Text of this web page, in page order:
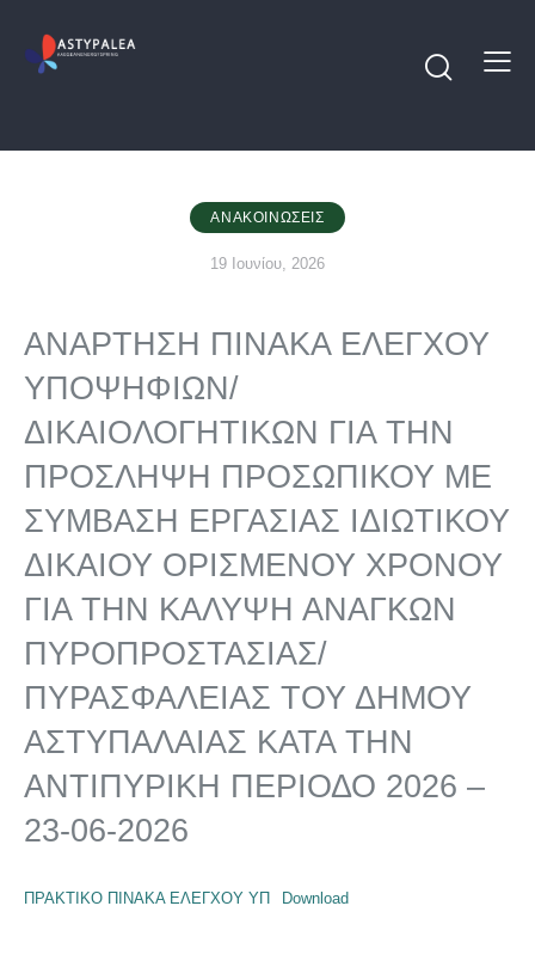
ΑΝΑΚΟΙΝΏΣΕΙΣ
19 Ιουνίου, 2026
ΑΝΑΡΤΗΣΗ ΠΙΝΑΚΑ ΕΛΕΓΧΟΥ
ΥΠΟΨΗΦΙΩΝ/
ΔΙΚΑΙΟΛΟΓΗΤΙΚΩΝ ΓΙΑ ΤΗΝ
ΠΡΟΣΛΗΨΗ ΠΡΟΣΩΠΙΚΟΥ ΜΕ
ΣΥΜΒΑΣΗ ΕΡΓΑΣΙΑΣ ΙΔΙΩΤΙΚΟΥ
ΔΙΚΑΙΟΥ ΟΡΙΣΜΕΝΟΥ ΧΡΟΝΟΥ
ΓΙΑ ΤΗΝ ΚΑΛΥΨΗ ΑΝΑΓΚΩΝ
ΠΥΡΟΠΡΟΣΤΑΣΙΑΣ/
ΠΥΡΑΣΦΑΛΕΙΑΣ ΤΟΥ ΔΗΜΟΥ
ΑΣΤΥΠΑΛΑΙΑΣ ΚΑΤΑ ΤΗΝ
ΑΝΤΙΠΥΡΙΚΗ ΠΕΡΙΟΔΟ 2026 –
23-06-2026
ΠΡΑΚΤΙΚΟ ΠΙΝΑΚΑ ΕΛΕΓΧΟΥ ΥΠ Download